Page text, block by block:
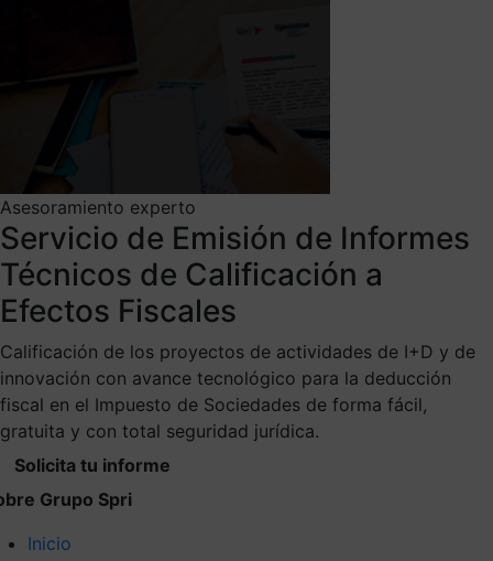
Asesoramiento experto
Servicio de Emisión de Informes
Técnicos de Calificación a
Efectos Fiscales
Calificación de los proyectos de actividades de I+D y de
innovación con avance tecnológico para la deducción
fiscal en el Impuesto de Sociedades de forma fácil,
gratuita y con total seguridad jurídica.
Solicita tu informe
Grupo Spri
Inicio